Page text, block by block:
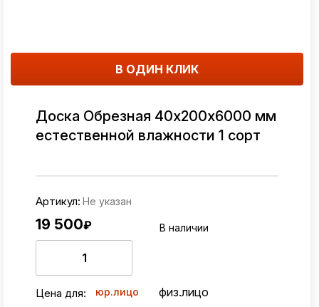
В ОДИН КЛИК
Доска Обрезная 40х200х6000 мм
естественной влажности 1 сорт
Артикул: Не указан
19 500₽ В наличии
Цена для: юр.лицо физ.лицо